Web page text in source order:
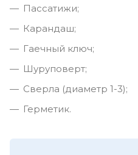
Пассатижи;
Карандаш;
Гаечный ключ;
Шуруповерт;
Сверла (диаметр 1-3);
Герметик.